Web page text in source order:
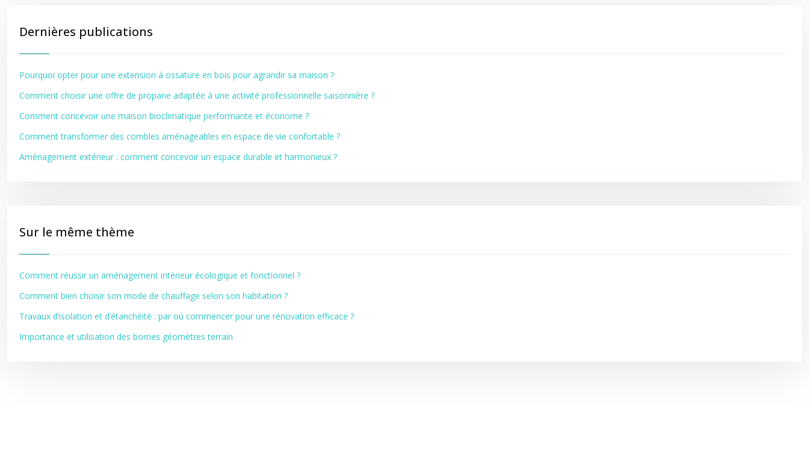
Dernières publications
Pourquoi opter pour une extension à ossature en bois pour agrandir sa maison ?
Comment choisir une offre de propane adaptée à une activité professionnelle saisonnière ?
Comment concevoir une maison bioclimatique performante et économe ?
Comment transformer des combles aménageables en espace de vie confortable ?
Aménagement extérieur : comment concevoir un espace durable et harmonieux ?
Sur le même thème
Comment réussir un aménagement intérieur écologique et fonctionnel ?
Comment bien choisir son mode de chauffage selon son habitation ?
Travaux d’isolation et d’étanchéité : par où commencer pour une rénovation efficace ?
Importance et utilisation des bornes géomètres terrain